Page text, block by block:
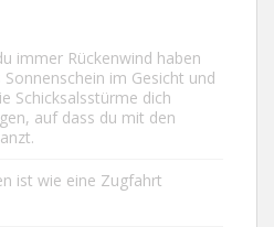
immer Rückenwind haben
im Gesicht und
Schicksalsstürme dich
auf dass du mit den
ist wie eine Zugfahrt